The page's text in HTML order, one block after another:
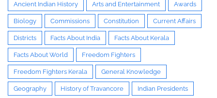
Ancient Indian History Arts and Entertainment Awards
Biology Commissions Constitution Current Affairs
Districts Facts About India Facts About Kerala
Facts About World Freedom Fighters
Freedom Fighters Kerala General Knowledge
Geography History of Travancore Indian Presidents